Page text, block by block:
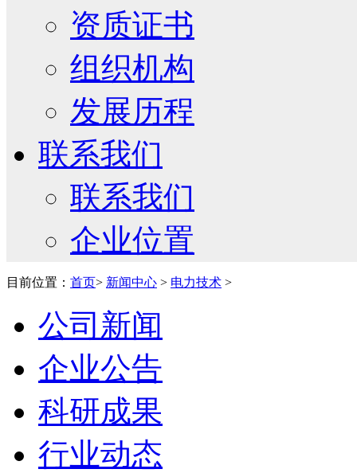
资质证书
组织机构
发展历程
联系我们
联系我们
企业位置
目前位置： 首页> 新闻中心 > 电力技术 >
公司新闻
企业公告
科研成果
行业动态